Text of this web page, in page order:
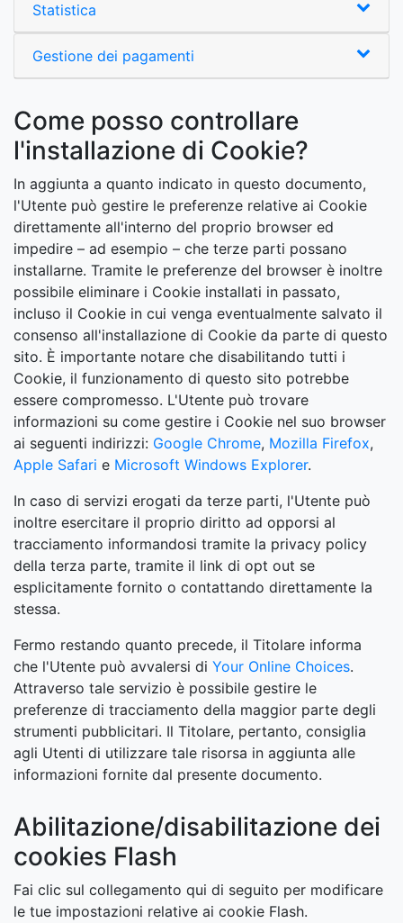
Statistica
Gestione dei pagamenti
Come posso controllare
l'installazione di Cookie?
In aggiunta a quanto indicato in questo documento,
l'Utente può gestire le preferenze relative ai Cookie
direttamente all'interno del proprio browser ed
impedire – ad esempio – che terze parti possano
installarne. Tramite le preferenze del browser è inoltre
possibile eliminare i Cookie installati in passato,
incluso il Cookie in cui venga eventualmente salvato il
consenso all'installazione di Cookie da parte di questo
sito. È importante notare che disabilitando tutti i
Cookie, il funzionamento di questo sito potrebbe
essere compromesso. L'Utente può trovare
informazioni su come gestire i Cookie nel suo browser
ai seguenti indirizzi: Google Chrome, Mozilla Firefox,
Apple Safari e Microsoft Windows Explorer.
In caso di servizi erogati da terze parti, l'Utente può
inoltre esercitare il proprio diritto ad opporsi al
tracciamento informandosi tramite la privacy policy
della terza parte, tramite il link di opt out se
esplicitamente fornito o contattando direttamente la
stessa.
Fermo restando quanto precede, il Titolare informa
che l'Utente può avvalersi di Your Online Choices.
Attraverso tale servizio è possibile gestire le
preferenze di tracciamento della maggior parte degli
strumenti pubblicitari. Il Titolare, pertanto, consiglia
agli Utenti di utilizzare tale risorsa in aggiunta alle
informazioni fornite dal presente documento.
Abilitazione/disabilitazione dei
cookies Flash
Fai clic sul collegamento qui di seguito per modificare
le tue impostazioni relative ai cookie Flash.